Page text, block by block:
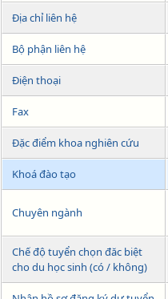
Địa chỉ liên hệ
Bộ phận liên hệ
Điện thoại
Fax
Đặc điểm khoa nghiên cứu
Khoá đào tạo
Chuyên ngành
Chế độ tuyển chọn đăc biệt
cho du học sinh (có / không)